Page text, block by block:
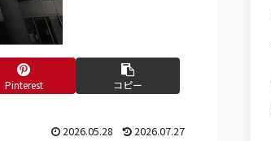
Pinterest コピー
2026.05.28 2026.07.27